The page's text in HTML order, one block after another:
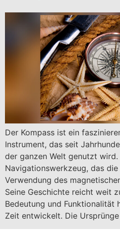
Der Kompass ist ein
Instrument, das seit
der ganzen Welt genutzt
Navigationswerkzeug, das
Verwendung des
Seine Geschichte reicht weit
Bedeutung und Funktionalität
Zeit entwickelt. Die